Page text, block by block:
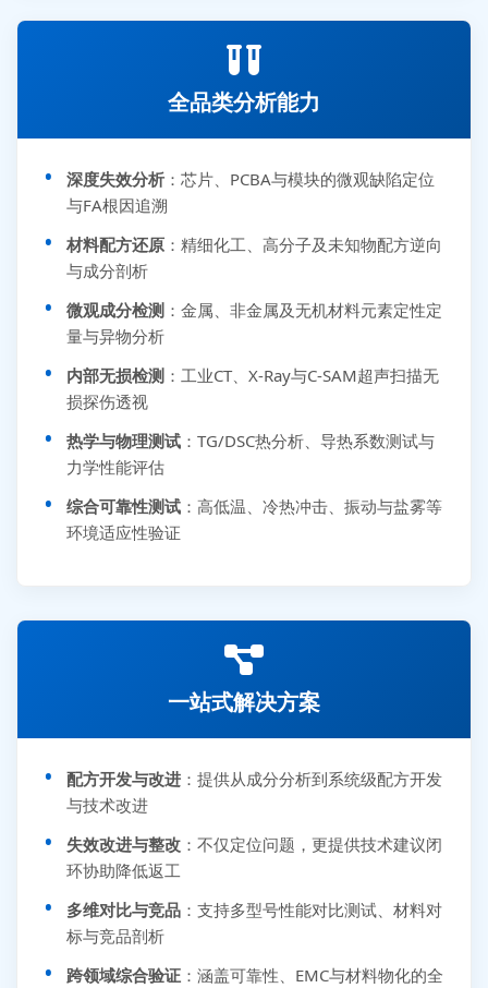
全品类分析能力
深度失效分析 ：芯片、PCBA与模块的微观缺陷定位
与FA根因追溯
材料配方还原 ：精细化工、高分子及未知物配方逆向
与成分剖析
微观成分检测 ：金属、非金属及无机材料元素定性定
量与异物分析
内部无损检测 ：工业CT、X-Ray与C-SAM超声扫描无
损探伤透视
热学与物理测试 ：TG/DSC热分析、导热系数测试与
力学性能评估
综合可靠性测试 ：高低温、冷热冲击、振动与盐雾等
环境适应性验证
一站式解决方案
配方开发与改进 ：提供从成分分析到系统级配方开发
与技术改进
失效改进与整改 ：不仅定位问题，更提供技术建议闭
环协助降低返工
多维对比与竞品 ：支持多型号性能对比测试、材料对
标与竞品剖析
跨领域综合验证 ：涵盖可靠性、EMC与材料物化的全